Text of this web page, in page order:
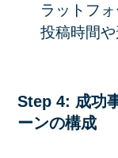
ラットフ
投稿時間や
Step 4: 成功
ーンの構成